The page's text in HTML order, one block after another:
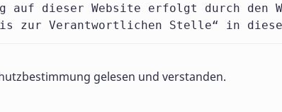
auf dieser Website erfolgt durch den
zur Verantwortlichen Stelle“ in
einen dadurch erhoben, dass Sie
gelesen und verstanden.